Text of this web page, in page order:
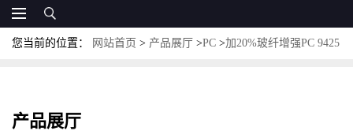
您当前的位置： 网站首页 > 产品展厅 >PC >加20%玻纤增强PC 9425
产品展厅